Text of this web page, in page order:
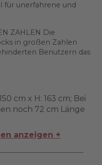
für unerfahrene und
ZAHLEN Die
in großen Zahlen
Benutzern das
cm x H: 163 cm; Bei
noch 72 cm Länge
anzeigen +